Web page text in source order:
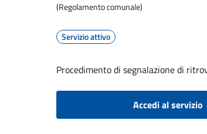
(Regolamento comunale)
Servizio attivo
Procedimento di segnalazione di
Accedi al servizio